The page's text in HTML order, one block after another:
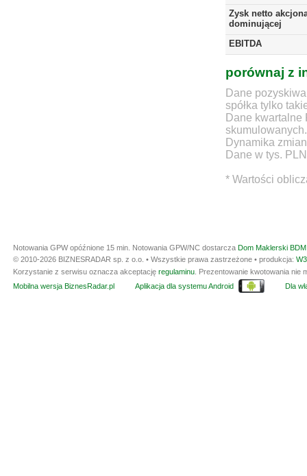
Zysk netto
dominującej
EBITDA
porównaj z
Dane
spółka tylko
Dane
skumulowanych.
Dynamika
Dane w tys. PLN
* Wartości
Notowania GPW opóźnione 15 min. Notowania GPW/NC dostarcza Dom Maklerski
© 2010-2026 BIZNESRADAR sp. z o.o. • Wszystkie prawa zastrzeżone • produkcja:
Korzystanie z serwisu oznacza akceptację regulaminu . Prezentowanie kwotowania
Mobilna wersja BiznesRadar.pl
Aplikacja dla systemu Android Dla